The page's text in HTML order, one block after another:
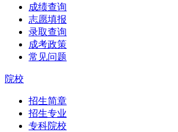
成绩查询
志愿填报
录取查询
成考政策
常见问题
院校
招生简章
招生专业
专科院校